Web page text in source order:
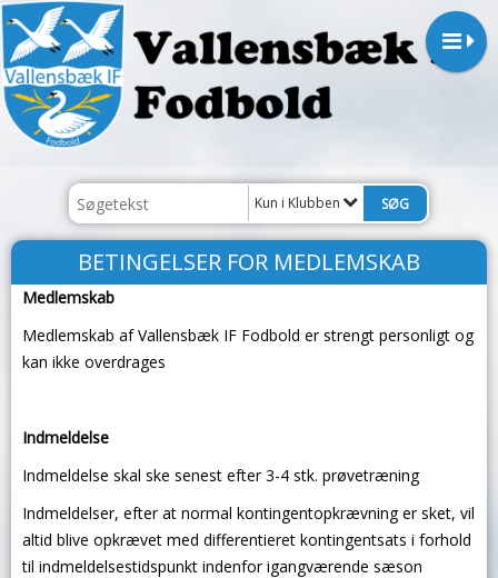
Kun i Klubben
BETINGELSER FOR MEDLEMSKAB
Medlemskab
Medlemskab af Vallensbæk IF Fodbold er strengt personligt og
kan ikke overdrages
Indmeldelse
Indmeldelse skal ske senest efter 3-4 stk. prøvetræning
Indmeldelser, efter at normal kontingentopkrævning er sket, vil
altid blive opkrævet med differentieret kontingentsats i forhold
til indmeldelsestidspunkt indenfor igangværende sæson